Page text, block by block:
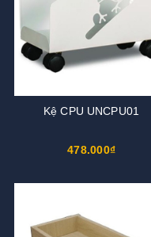
Kệ CPU UNCPU01
478.000₫